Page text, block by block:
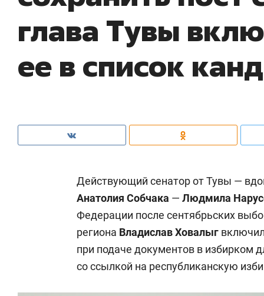
глава Тувы
ее в список
Действующий сенатор от Тувы —
Анатолия Собчака — Людмила
Федерации после сентябрьских
региона Владислав Ховалыг
при подаче документов в избирком
со ссылкой на республиканскую